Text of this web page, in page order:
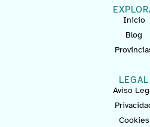
Inicio
Blog
LEGAL
Aviso
Cookies